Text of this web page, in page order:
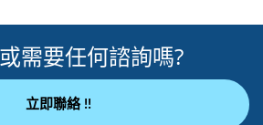
需要任何諮詢嗎?
立即聯絡 !!